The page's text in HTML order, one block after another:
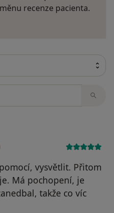
recenze pacienta.
vysvětlit. Přitom
Má pochopení, je
takže co víc